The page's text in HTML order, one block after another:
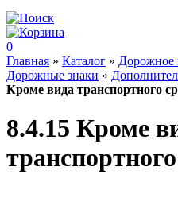
0
Главная » Каталог » Дорожное
Дорожные знаки »
Кроме вида транспортного
8.4.15 Кроме